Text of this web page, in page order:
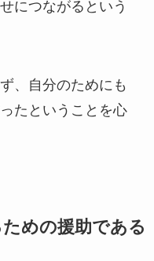
につながるという
、自分のためにも
たということを心
めの援助である